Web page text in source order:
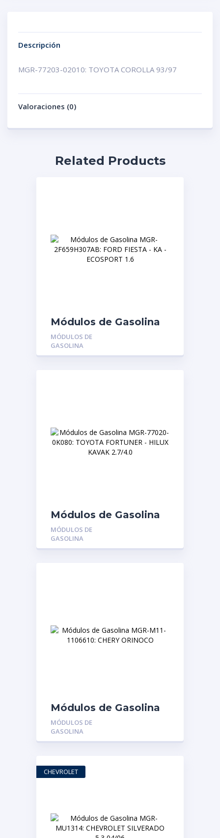
Descripción
MGR-77203-02010: TOYOTA COROLLA 93/97
Valoraciones (0)
Related Products
Módulos de Gasolina
MGR-2F659H307AB:
FORD FIESTA – KA –
ECOSPORT 1.6
MÓDULOS DE
GASOLINA
Módulos de Gasolina
MGR-77020-0K080:
TOYOTA FORTUNER –
HILUX KAVAK 2.7/4.0
MÓDULOS DE
GASOLINA
Módulos de Gasolina
MGR-M11-1106610:
CHERY ORINOCO
MÓDULOS DE
GASOLINA
CHEVROLET